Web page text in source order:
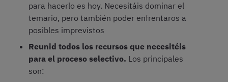
para hacerlo es hoy. Necesitáis dominar el
temario, pero también poder enfrentaros a
posibles imprevistos
Reunid todos los recursos que necesitéis
para el proceso selectivo. Los principales
son: